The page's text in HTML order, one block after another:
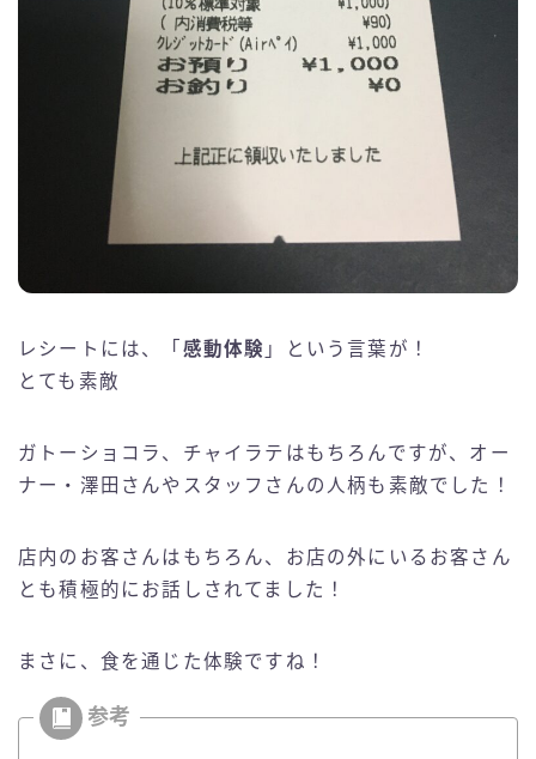
レシートには、「 感動体験 」という言葉が！
とても素敵
ガトーショコラ、チャイラテはもちろんですが、オー
ナー・澤田さんやスタッフさんの人柄も素敵でした！
店内のお客さんはもちろん、お店の外にいるお客さん
とも積極的にお話しされてました！
まさに、食を通じた体験ですね！